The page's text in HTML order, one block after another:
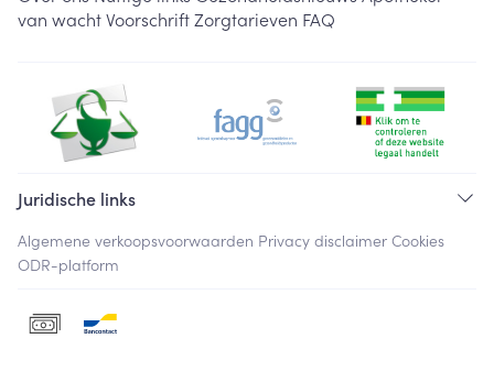
van wachtVoorschriftZorgtarieven FAQ
Juridische links
Algemene verkoopsvoorwaarden Privacy disclaimer Cookies
ODR-platform